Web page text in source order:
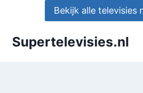
Bekijk alle televisies
Supertelevisies.nl